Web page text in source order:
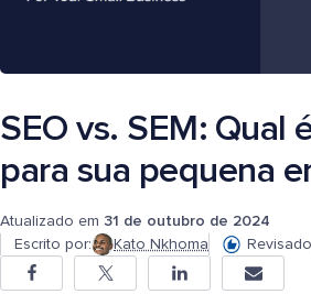
SEO vs. SEM: Qual
para sua pequena
Atualizado em 31 de outubro de 2024
Escrito por:
Kato Nkhoma